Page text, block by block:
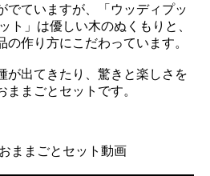
でていますが、「ウッディプッ
ト」は優しい木のぬくもりと、
作り方にこだわっています。
が出てきたり、驚きと楽しさを
まごとセットです。
ままごとセット動画